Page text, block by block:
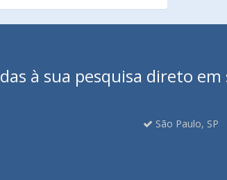
à sua pesquisa direto em
São Paulo, SP